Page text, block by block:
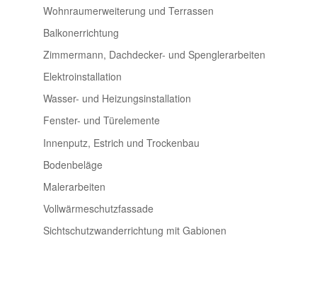
Wohnraumerweiterung und Terrassen
Balkonerrichtung
Zimmermann, Dachdecker- und Spenglerarbeiten
Elektroinstallation
Wasser- und Heizungsinstallation
Fenster- und Türelemente
Innenputz, Estrich und Trockenbau
Bodenbeläge
Malerarbeiten
Vollwärmeschutzfassade
Sichtschutzwanderrichtung mit Gabionen